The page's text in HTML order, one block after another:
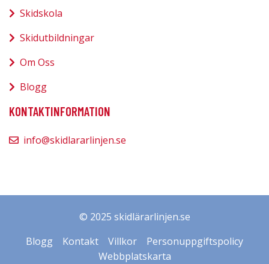
Skidskola
Skidutbildningar
Om Oss
Blogg
KONTAKTINFORMATION
info@skidlararlinjen.se
© 2025 skidlärarlinjen.se
Blogg
Kontakt Villkor
Personuppgiftspolicy
Webbplatskarta